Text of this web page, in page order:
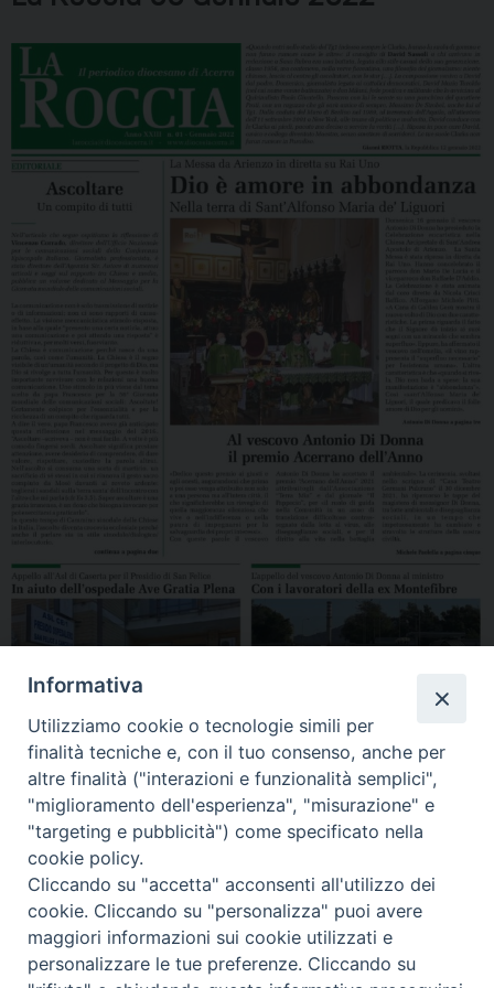
Clicca per leggere La Roccia di Gennaio 2022
Condividi…
LaRoccia_Gennaio2022_web
Informativa
Utilizziamo cookie o tecnologie simili per
finalità tecniche e, con il tuo consenso, anche per
altre finalità ("interazioni e funzionalità semplici",
"miglioramento dell'esperienza", "misurazione" e
"targeting e pubblicità") come specificato nella
cookie policy.
Cliccando su "accetta" acconsenti all'utilizzo dei
cookie. Cliccando su "personalizza" puoi avere
maggiori informazioni sui cookie utilizzati e
personalizzare le tue preferenze. Cliccando su